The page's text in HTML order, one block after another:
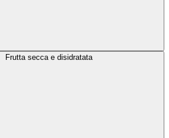
Frutta secca e disidratata